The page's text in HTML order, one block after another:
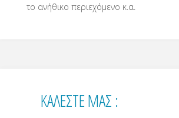
το ανήθικο περιεχόμενο κ.α.
ΚΑΛΕΣΤΕ ΜΑΣ :